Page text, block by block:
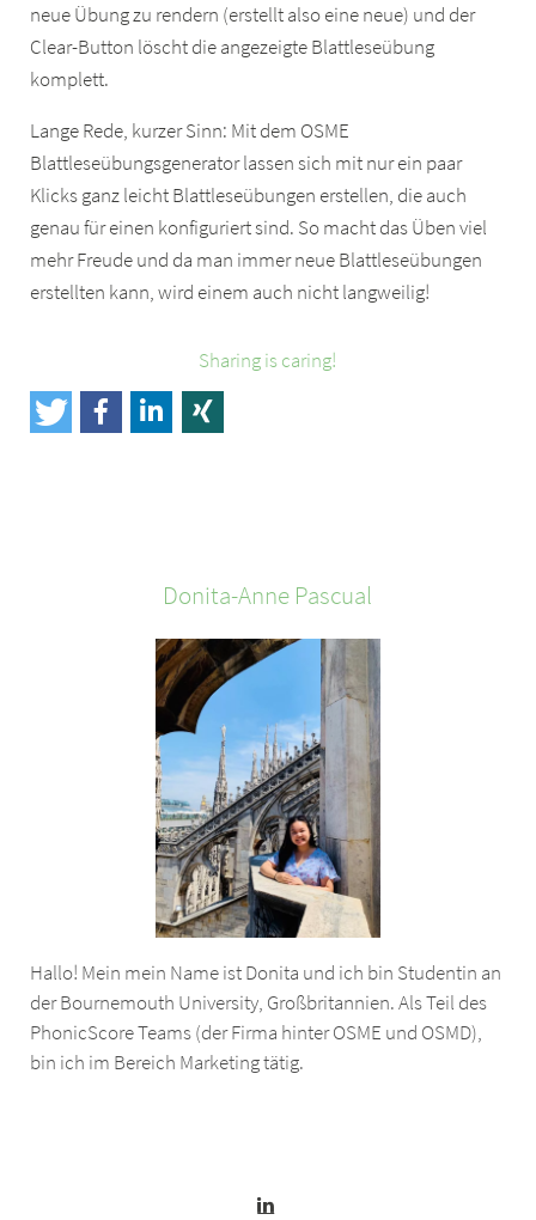
neue Übung zu rendern (erstellt also eine neue) und der
Clear-Button löscht die angezeigte Blattleseübung
komplett.
Lange Rede, kurzer Sinn: Mit dem OSME
Blattleseübungsgenerator lassen sich mit nur ein paar
Klicks ganz leicht Blattleseübungen erstellen, die auch
genau für einen konfiguriert sind. So macht das Üben viel
mehr Freude und da man immer neue Blattleseübungen
erstellten kann, wird einem auch nicht langweilig!
Sharing is caring!
Donita-Anne Pascual
Hallo! Mein mein Name ist Donita und ich bin Studentin an
der Bournemouth University, Großbritannien. Als Teil des
PhonicScore Teams (der Firma hinter OSME und OSMD),
bin ich im Bereich Marketing tätig.